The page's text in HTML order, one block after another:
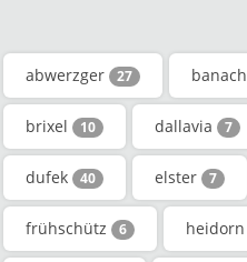
abwerzger 27 banach
brixel 10 dallavia 7
dufek 40 elster 7
frühschütz 6 heidorn